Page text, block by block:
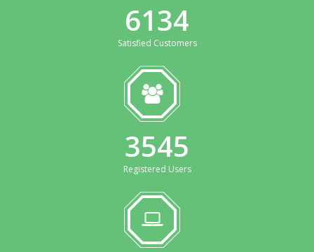
6627
Satisfied Customers
3829
Registered Users